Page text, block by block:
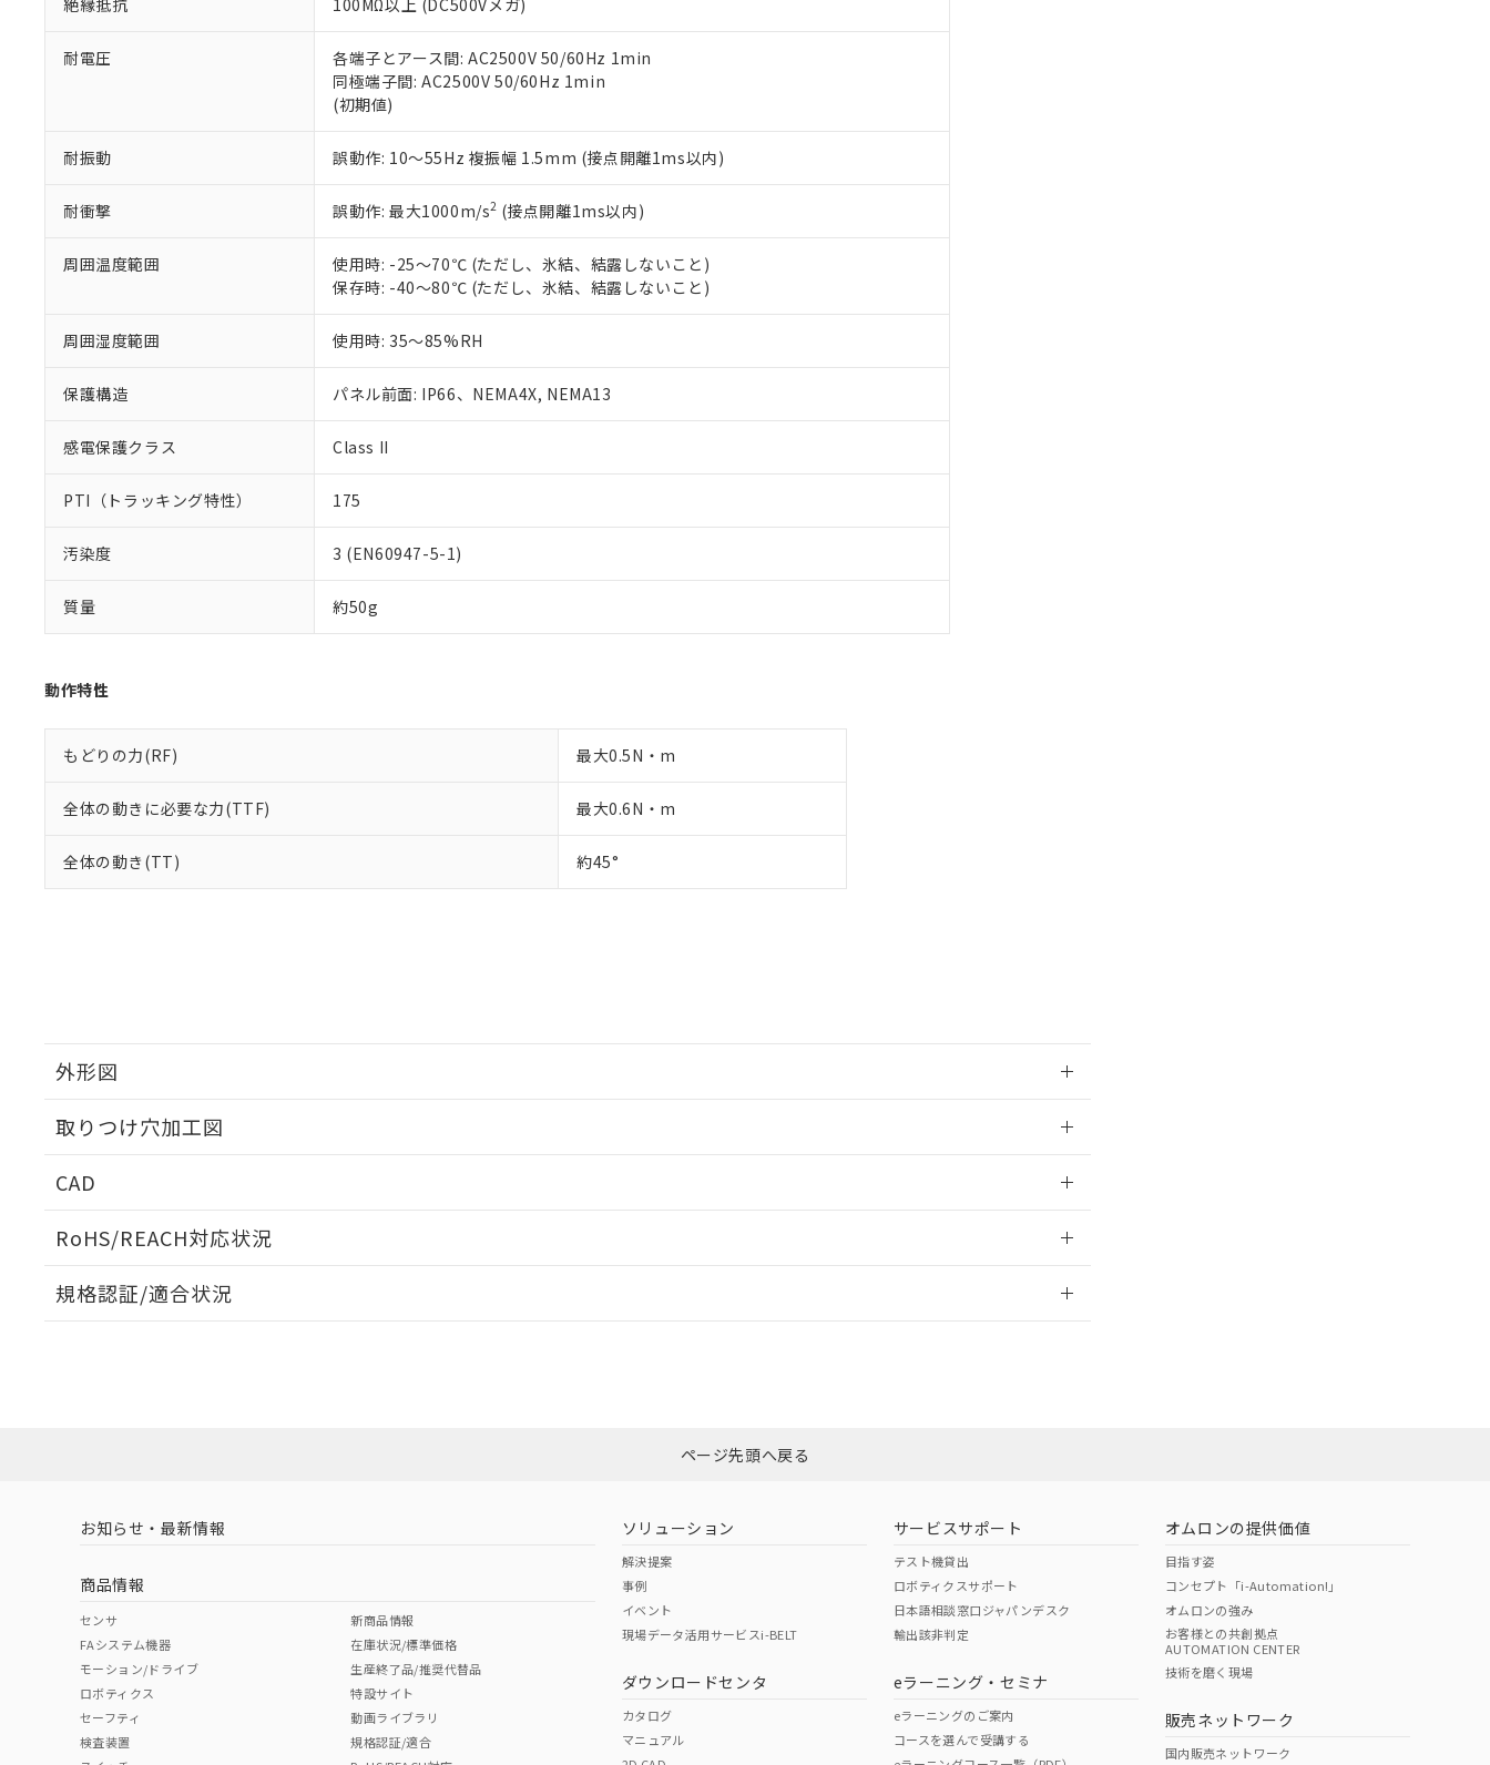
絶縁抵抗 100MΩ以上 (DC500Vメガ)
耐電圧
各端子とアース間: AC2500V 50/60Hz 1min
同極端子間: AC2500V 50/60Hz 1min
(初期値)
耐振動 誤動作: 10～55Hz 複振幅 1.5mm (接点開離1ms以内)
耐衝撃 誤動作: 最大1000m/s2 (接点開離1ms以内)
周囲温度範囲
使用時: -25～70℃ (ただし、氷結、結露しないこと)
保存時: -40～80℃ (ただし、氷結、結露しないこと)
周囲湿度範囲 使用時: 35～85%RH
保護構造 パネル前面: IP66、NEMA4X, NEMA13
感電保護クラス Class II
PTI（トラッキング特性） 175
汚染度 3 (EN60947-5-1)
質量 約50g
動作特性
もどりの力(RF) 最大0.5N・m
全体の動きに必要な力(TTF) 最大0.6N・m
全体の動き(TT) 約45°
外形図
取りつけ穴加工図
CAD
RoHS/REACH対応状況
EU RoHS 注意事項・凡例
ダウンロードはこちら
中国 RoHS 注意事項・凡例
中国 RoHS表
Pb Hg Cr(VI)
O O
規格認証/適合状況
（イギリス
（ノルウェー
（日本
（アメリカ
この製品の規格認証/適合状況ページへ
その他の認証はこちらのページからご検索ください
オムロン制御機器販売店や当社販売拠点は「
在庫状況および標準価格結果を当社の事前の承諾なく第三者に漏洩または開示しないようお願いしま
す。
マイパーツ機能（部品リスト作成サービス）をご利用いただくには、I-Webメンバーズにご登録され
お客様が当ウェブサイト上で当社にご登録された部品リストについて、当社および当社の共同利用者
が、当社の製品・サービスに関するお客様との取引・商談に必要な範囲で利用することをご了承くだ
※当社の共同利用者とは、
"個人情報の共同利用に関して"
いる法人を指します。
部品在庫の切り替え状況などにより、予定月が前後することがあります。
※3 非含有証明書ダウンロード
下記の非含有証明書をダウンロードすることができます。
EU RoHS指令（10物質）の非含有証明書
※本証明書は発行日時点で非含有を証明するもので、過去に遡って非含有を証明するものではありません。
また、RoHS指令のフタル酸エステル類４物質の対応では、対応完了までの期間は出荷製品に未対応品が
混在することから備考欄に対応日を記載しておりました。
既に当社にて対応品への在庫切替を完了していることから、特段のことがない限り、2022年1月12日よ
り割愛しております。
※2 環境保護使用期限
「ｅ」：有害物質（10物質）のすべてが基準値以下であることを示します。
「10」：通常の使用状況下において有害物質が外部に漏えいし、環境に深刻な影響を及ぼさない年数を意
味します。
「－」：未確認です。当社販売部門へお問い合わせください。
また当社は、販売先および販売に係わる関係者が違法に輸出するおそれがある場合は、取り引きをい
合意する
機器販売店・当社販売員にご確認ください)
ページ先頭へ戻る
お知らせ・最新情報
商品情報
センサ
FAシステム機器
モーション/ドライブ
ロボティクス
セーフティ
検査装置
新商品情報
在庫状況/標準価格
生産終了品/推奨代替品
特設サイト
動画ライブラリ
規格認証/適合
ソリューション
解決提案
事例
イベント
現場データ活用サービスi-BELT
ダウンロードセンタ
カタログ
マニュアル
サービスサポート
テスト機貸出
ロボティクスサポート
日本語相談窓口ジャパンデスク
輸出該非判定
eラーニング・セミナ
eラーニングのご案内
コースを選んで受講する
オムロンの提供価値
目指す姿
コンセプト「i-Automation!」
オムロンの強み
お客様との共創拠点
AUTOMATION CENTER
技術を磨く現場
販売ネットワーク
国内販売ネットワーク